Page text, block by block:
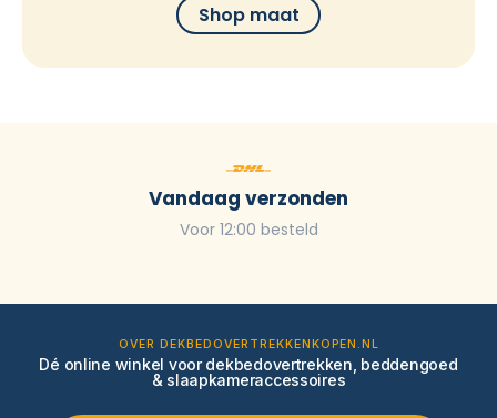
Shop maat
Vandaag verzonden
Voor 12:00 besteld
OVER DEKBEDOVERTREKKENKOPEN.NL
Dé online winkel voor dekbedovertrekken, beddengoed
& slaapkameraccessoires